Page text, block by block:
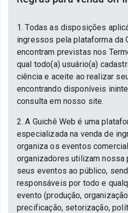
1. Todas as disposições
ingressos pela plataforma da
encontram previstas nos
qual todo(a) usuário(a)
ciência e aceite ao realizar
encontrando disponíveis
consulta em nosso site.
2. A Guichê Web é uma
especializada na venda de
organiza os eventos
organizadores utilizam nossa
seus eventos ao público,
responsáveis por todo e
evento (produção,
precificação, setorização,